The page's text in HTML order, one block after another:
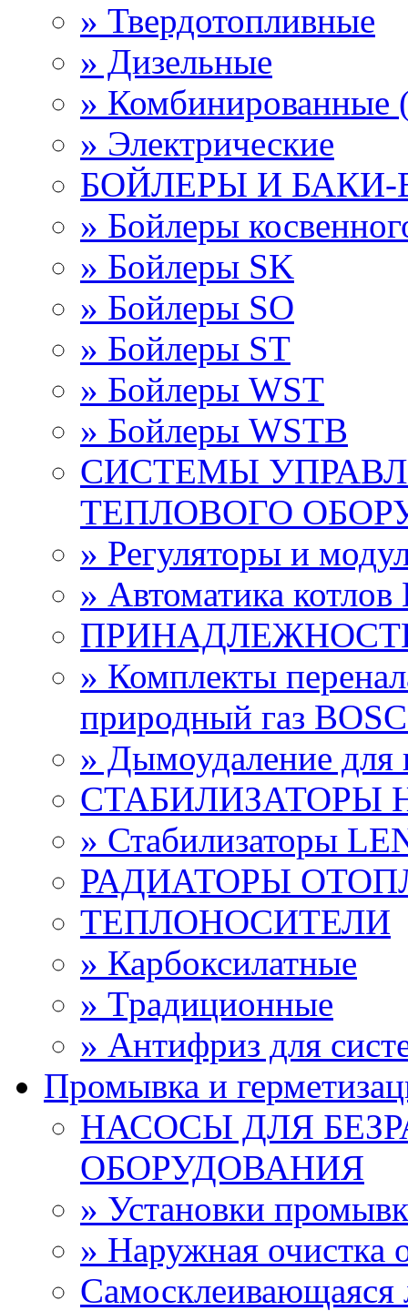
» Твердотопливные
» Дизельные
» Комбинированные
» Электрические
БОЙЛЕРЫ И
» Бойлеры
» Бойлеры SK
» Бойлеры SО
» Бойлеры ST
» Бойлеры WST
» Бойлеры WSTB
СИСТЕМЫ
ТЕПЛОВОГО
» Регуляторы и
» Автоматика
» Комплекты
природный газ
» Дымоудаление для
СТАБИЛИЗАТОРЫ
» Стабилизаторы
РАДИАТОРЫ
ТЕПЛОНОСИТЕЛИ
» Карбоксилатные
» Традиционные
» Антифриз для
Промывка и
НАСОСЫ ДЛЯ
ОБОРУДОВАНИЯ
» Установки
» Наружная очистка
Самосклеивающаяся